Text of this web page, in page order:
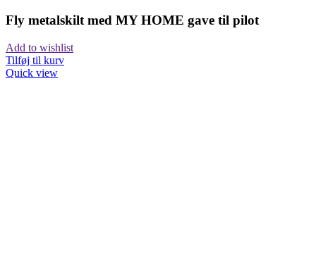
Fly metalskilt med MY HOME gave til pilot
Add to wishlist
Tilføj til kurv
Quick view